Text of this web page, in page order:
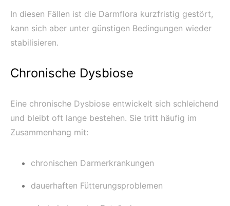
In diesen Fällen ist die Darmflora kurzfristig gestört,
kann sich aber unter günstigen Bedingungen wieder
stabilisieren.
Chronische Dysbiose
Eine chronische Dysbiose entwickelt sich schleichend
und bleibt oft lange bestehen. Sie tritt häufig im
Zusammenhang mit:
chronischen Darmerkrankungen
dauerhaften Fütterungsproblemen